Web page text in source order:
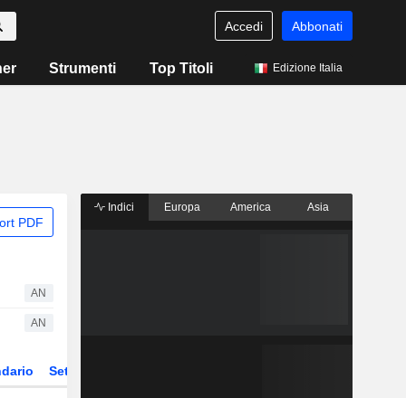
Accedi Abbonati
Strumenti Top Titoli Edizione Italia
PDF
AN
AN
Settore
Indici Europa America Asia